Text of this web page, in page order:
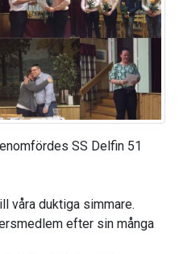
SS Delfin 51
våra duktiga simmare.
efter sin många